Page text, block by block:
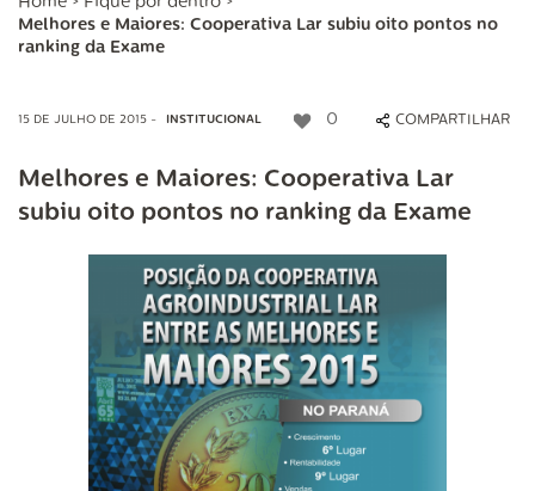
Melhores e Maiores: Cooperativa Lar subiu oito pontos no
ranking da Exame
15 DE JULHO DE 2015 - INSTITUCIONAL 0 COMPARTILHAR
Melhores e Maiores: Cooperativa Lar
subiu oito pontos no ranking da Exame